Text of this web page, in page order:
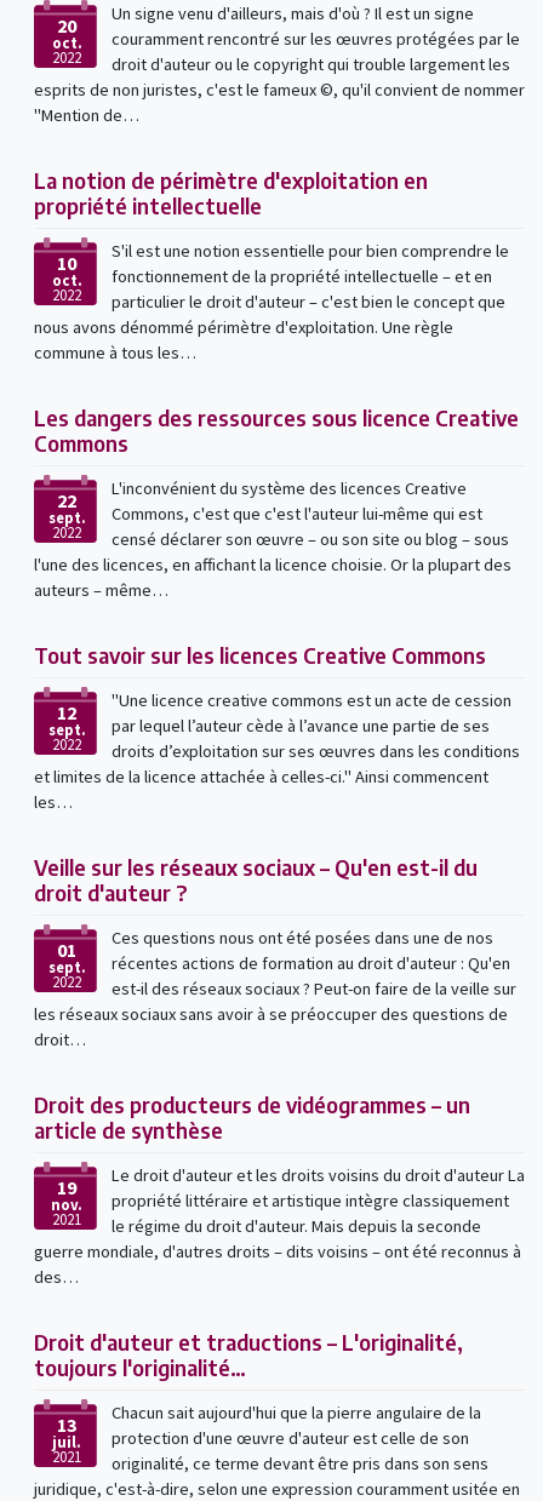
20
oct.
2022
Un signe venu d'ailleurs, mais d'où ? Il est un signe
couramment rencontré sur les œuvres protégées par le
droit d'auteur ou le copyright qui trouble largement les
esprits de non juristes, c'est le fameux ©, qu'il convient de nommer
"Mention de…
La notion de périmètre d'exploitation en
propriété intellectuelle
10
oct.
2022
S'il est une notion essentielle pour bien comprendre le
fonctionnement de la propriété intellectuelle – et en
particulier le droit d'auteur – c'est bien le concept que
nous avons dénommé périmètre d'exploitation. Une règle
commune à tous les…
Les dangers des ressources sous licence Creative
Commons
22
sept.
2022
L'inconvénient du système des licences Creative
Commons, c'est que c'est l'auteur lui-même qui est
censé déclarer son œuvre – ou son site ou blog – sous
l'une des licences, en affichant la licence choisie. Or la plupart des
auteurs – même…
Tout savoir sur les licences Creative Commons
12
sept.
2022
"Une licence creative commons est un acte de cession
par lequel l’auteur cède à l’avance une partie de ses
droits d’exploitation sur ses œuvres dans les conditions
et limites de la licence attachée à celles-ci." Ainsi commencent
les…
Veille sur les réseaux sociaux – Qu'en est-il du
droit d'auteur ?
01
sept.
2022
Ces questions nous ont été posées dans une de nos
récentes actions de formation au droit d'auteur : Qu'en
est-il des réseaux sociaux ? Peut-on faire de la veille sur
les réseaux sociaux sans avoir à se préoccuper des questions de
droit…
Droit des producteurs de vidéogrammes – un
article de synthèse
19
nov.
2021
Le droit d'auteur et les droits voisins du droit d'auteur La
propriété littéraire et artistique intègre classiquement
le régime du droit d'auteur. Mais depuis la seconde
guerre mondiale, d'autres droits – dits voisins – ont été reconnus à
des…
Droit d'auteur et traductions – L'originalité,
toujours l'originalité…
13
juil.
2021
Chacun sait aujourd'hui que la pierre angulaire de la
protection d'une œuvre d'auteur est celle de son
originalité, ce terme devant être pris dans son sens
juridique, c'est-à-dire, selon une expression couramment usitée en